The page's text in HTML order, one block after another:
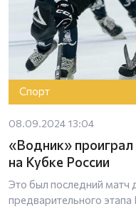
Спорт
08.09.2024 13:04
«Водник»
на Кубке России
Это был последний матч
предварительного